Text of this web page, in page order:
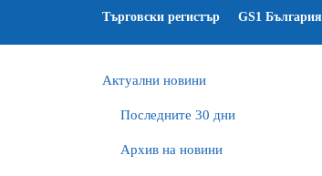
Търговски регистър GS1 България
Актуални новини
Последните 30 дни
Архив на новини